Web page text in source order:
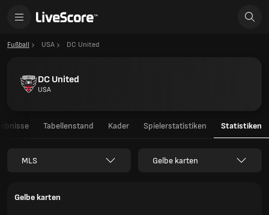
Fußball USA DC United
DC United
USA
Tabellenstand Kader Spielerstatistiken Statistiken
MLS Gelbe karten
Gelbe karten